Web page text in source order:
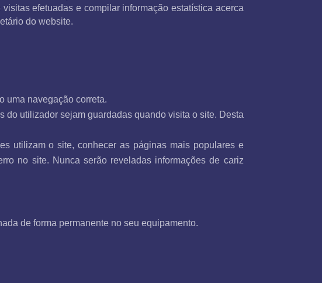
efetuadas e compilar informação estatística acerca
do website.
uma navegação correta.
utilizador sejam guardadas quando visita o site. Desta
utilizam o site, conhecer as páginas mais populares e
no site. Nunca serão reveladas informações de cariz
de forma permanente no seu equipamento.